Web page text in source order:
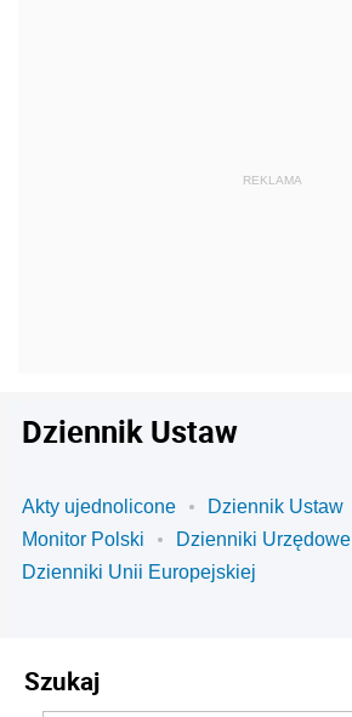
Dziennik Ustaw
Akty ujednolicone
Dziennik Ustaw
Monitor Polski
Dzienniki Urzędowe
Dzienniki Unii Europejskiej
Szukaj